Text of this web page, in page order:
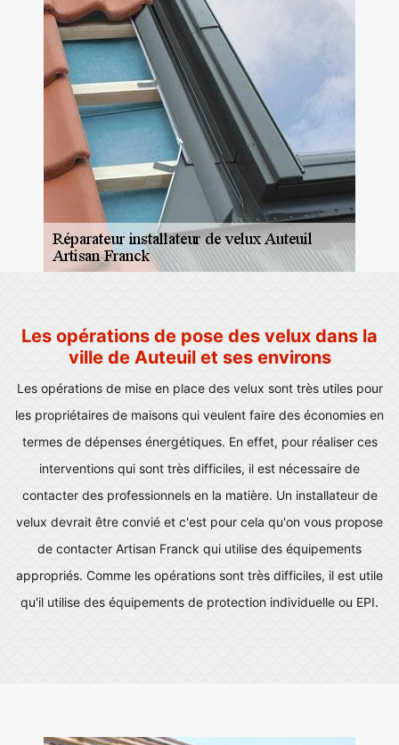
Les opérations de pose des velux dans la
ville de Auteuil et ses environs
Les opérations de mise en place des velux sont très utiles pour
les propriétaires de maisons qui veulent faire des économies en
termes de dépenses énergétiques. En effet, pour réaliser ces
interventions qui sont très difficiles, il est nécessaire de
contacter des professionnels en la matière. Un installateur de
velux devrait être convié et c'est pour cela qu'on vous propose
de contacter Artisan Franck qui utilise des équipements
appropriés. Comme les opérations sont très difficiles, il est utile
qu'il utilise des équipements de protection individuelle ou EPI.